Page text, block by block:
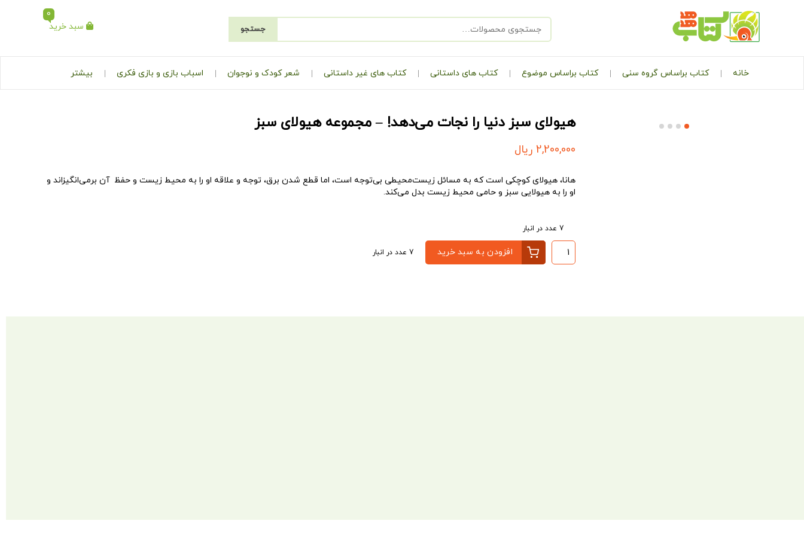
جستجو سبد خرید
0
خانه کتاب براساس گروه سنی کتاب براساس موضوع کتاب های داستانی کتاب های غیر داستانی شعر کودک و نوجوان اسباب بازی و بازی فکری بیشتر
هیولای سبز دنیا را نجات می‌دهد! – مجموعه هیولای سبز
2,200,000 ریال
هانا، هیولای کوچکی است که به مسائل زیست‌محیطی بی‌توجه است، اما قطع شدن برق، توجه و علاقه او را به محیط زیست و حفظ آن برمی‌انگیزاند و
او را به هیولایی سبز و حامی محیط زیست بدل می‌کند.
7 عدد در انبار
افزودن به سبد خرید 7 عدد در انبار